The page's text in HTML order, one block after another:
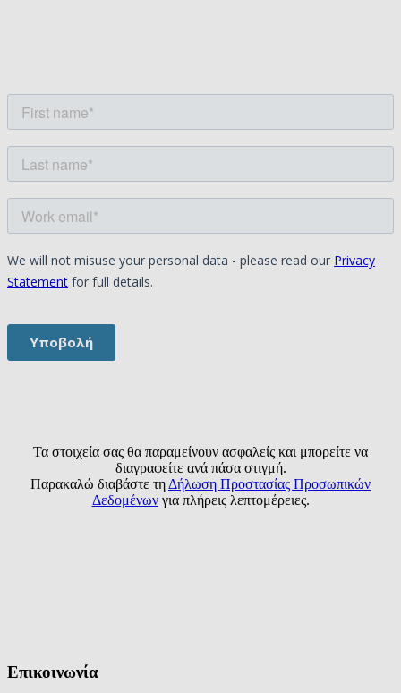
Τα στοιχεία σας θα παραμείνουν ασφαλείς και μπορείτε να
διαγραφείτε ανά πάσα στιγμή.
Παρακαλώ διαβάστε τη Δήλωση Προστασίας Προσωπικών
Δεδομένωνγια πλήρεις λεπτομέρειες.
Επικοινωνία